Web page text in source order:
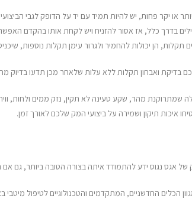
או יקר פחות, יש להיות תמיד עם יד על הדופק לגבי
בדרך כלל, אז אסור להזניח ויש לקחת אותו בהקדם
תקלות, הן יכולות להחמיר ולגרור עימן תקלות נוספות,
בדיקת ואבחון תקלות ללא עלות שלאחר מכן תדעו בדיוק
מהר, שקע טעינה לא תקין, נזק ממים ולחות,
איכות תיקון ושמירה על ביצועי המק שלכם לאורך זמן.
של אגס נגוס ידע להתמודד איתה בצורה הטובה ביותר, גם
הכלים החדשניים, המתקדמים והטכנולוגיים לטיפול